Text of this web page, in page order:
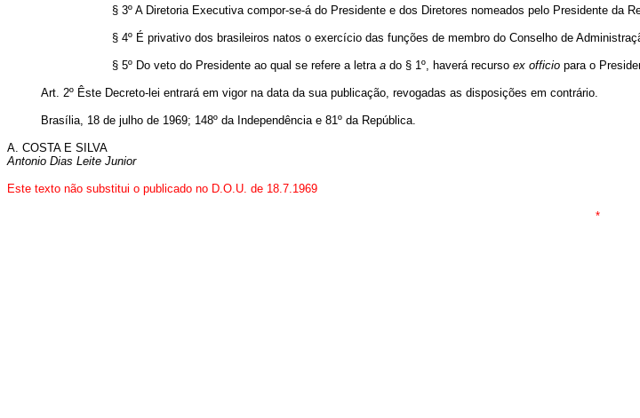
§ 3º A Diretoria Executiva compor-se-á do Presidente e dos Diretores nomeados pelo Presidente da
§ 4º É privativo dos brasileiros natos o exercício das funções de membro do Conselho de
§ 5º Do veto do Presidente ao qual se refere a letra ado § 1º, haverá recurso ex officiopara o
Art. 2º Êste Decreto-lei entrará em vigor na data da sua publicação, revogadas as disposições em contrário.
Brasília, 18 de julho de 1969; 148º da Independência e 81º da República.
A. COSTA E SILVA
Antonio Dias Leite Junior
Este texto não substitui o publicado no D.O.U. de 18.7.1969
*